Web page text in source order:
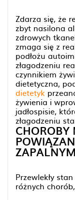
Zdarza się, że
zbyt nasilona
zdrowych
zmaga się z
podłożu
złagodzeniu
czynnikiem
dietetyczna,
dietetyk
żywienia i
jadłospisie,
złagodzeniu
CHOROBY
ZAPALNYM
Przewlekły
różnych